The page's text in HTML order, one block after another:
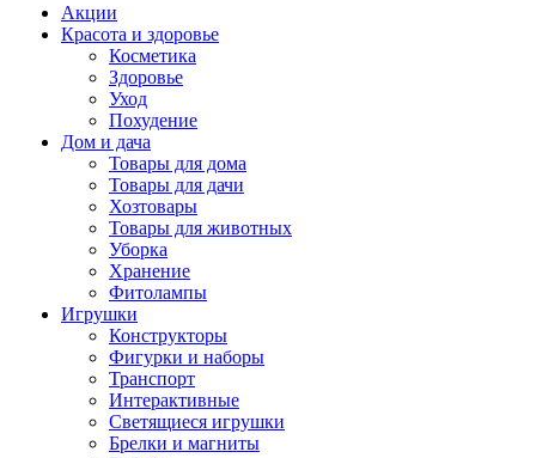
Акции
Красота и здоровье
Косметика
Здоровье
Уход
Похудение
Дом и дача
Товары для дома
Товары для дачи
Хозтовары
Товары для животных
Уборка
Хранение
Фитолампы
Игрушки
Конструкторы
Фигурки и наборы
Транспорт
Интерактивные
Светящиеся игрушки
Брелки и магниты